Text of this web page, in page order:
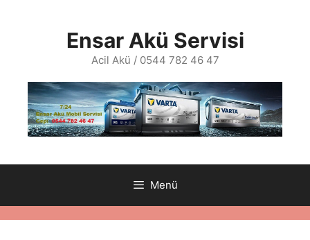
Ensar Akü Servisi
Acil Akü / 0544 782 46 47
Menü